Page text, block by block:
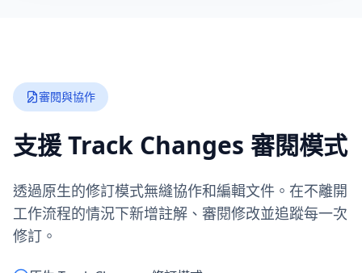
審閱與協作
支援 Track Changes 審閱模式
透過原生的修訂模式無縫協作和編輯文件。在不離開
工作流程的情況下新增註解、審閱修改並追蹤每一次
修訂。